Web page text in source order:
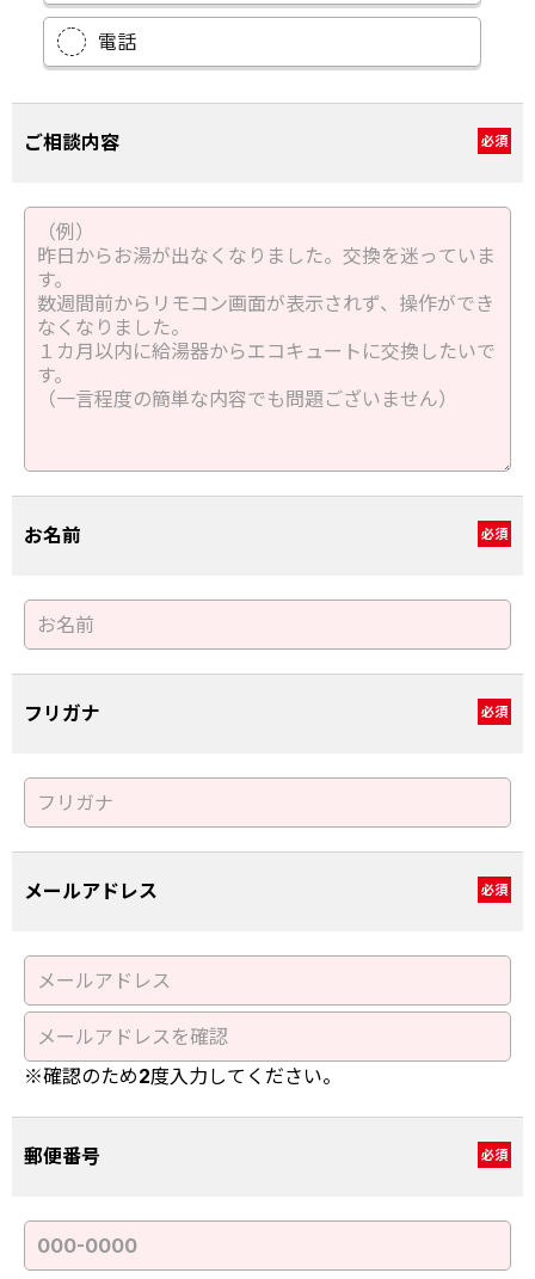
電話
ご相談内容 必須
お名前 必須
フリガナ 必須
メールアドレス 必須
※確認のため2度入力してください。
郵便番号 必須